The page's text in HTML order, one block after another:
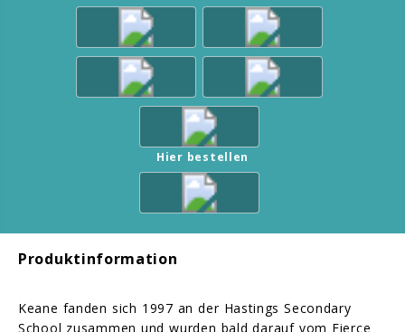
Hier bestellen
Produktinformation
Keane fanden sich 1997 an der Hastings Secondary
School zusammen und wurden bald darauf vom Fierce